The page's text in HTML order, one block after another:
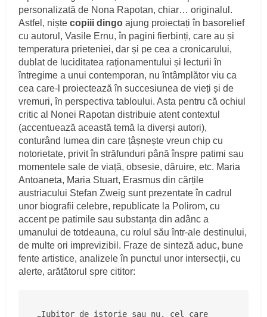
personalizată de Nona Rapotan, chiar… originalul.
Astfel, niștecopiii dingo ajung proiectați în basorelief
cu autorul, Vasile Ernu, în pagini fierbinți, care au și
temperatura prieteniei, dar și pe cea a cronicarului,
dublat de luciditatea raționamentului și lecturii în
întregime a unui contemporan, nu întâmplător viu ca
cea care-l proiectează în succesiunea de vieți și de
vremuri, în perspectiva tabloului. Asta pentru că ochiul
critic al Nonei Rapotan distribuie atent contextul
(accentuează această temă la diverși autori),
conturând lumea din care țâșnește vreun chip cu
notorietate, privit în străfunduri până înspre patimi sau
momentele sale de viață, obsesie, dăruire, etc. Maria
Antoaneta, Maria Stuart, Erasmus din cărțile
austriacului Stefan Zweig sunt prezentate în cadrul
unor biografii celebre, republicate la Polirom, cu
accent pe patimile sau substanța din adânc a
umanului de totdeauna, cu rolul său într-ale destinului,
de multe ori imprevizibil. Fraze de sinteză aduc, bune
fente artistice, analizele în punctul unor intersecții, cu
alerte, arătătorul spre cititor:
„Iubitor de istorie sau nu, cel care